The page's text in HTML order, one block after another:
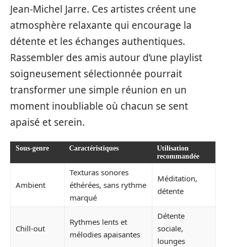
Jean-Michel Jarre. Ces artistes créent une
atmosphère relaxante qui encourage la
détente et les échanges authentiques.
Rassembler des amis autour d’une playlist
soigneusement sélectionnée pourrait
transformer une simple réunion en un
moment inoubliable où chacun se sent
apaisé et serein.
Sous-genre Caractéristiques
Utilisation
recommandée
Ambient
Texturas sonores
éthérées, sans rythme
marqué
Méditation,
détente
Chill-out
Rythmes lents et
mélodies apaisantes
Détente
sociale,
lounges